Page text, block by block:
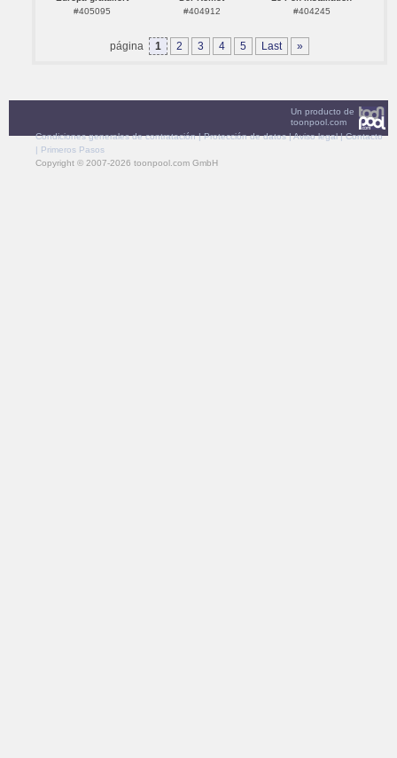
#405095
#404912
#404245
página 1 2 3 4 5 Last »
Un producto de
toonpool.com
Condiciones generales de contratación|Protección de datos|Aviso legal|Contacto
| Primeros Pasos
Copyright © 2007-2026 toonpool.com GmbH